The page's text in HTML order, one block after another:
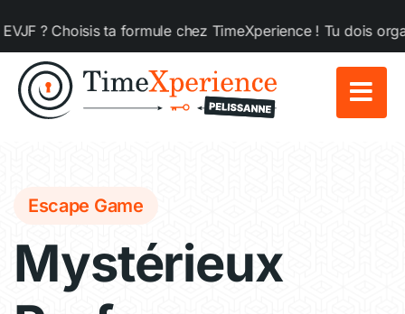
au
contenu
ta formule chez TimeXperience ! Tu dois
Escape Game
Mystérieux